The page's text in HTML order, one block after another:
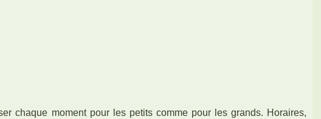
chaque moment pour les petits comme pour les grands. Horaires,